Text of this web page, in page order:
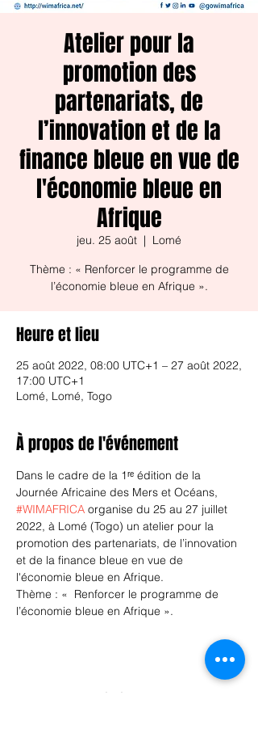
Atelier pour la
promotion des
partenariats, de
l’innovation et de la
finance bleue en vue de
l'économie bleue en
Afrique
jeu. 25 août
  |
Lomé
Thème : « Renforcer le programme de
l’économie bleue en Afrique ».
Heure et lieu
25 août 2022, 08:00 UTC+1 – 27 août 2022,
17:00 UTC+1
Lomé, Lomé, Togo
À propos de l'événement
Dans le cadre de la 1ʳᵉ édition de la
Journée Africaine des Mers et Océans,
#WIMAFRICA organise du 25 au 27 juillet
2022, à Lomé (Togo) un atelier pour la
promotion des partenariats, de l’innovation
et de la finance bleue en vue de
l'économie bleue en Afrique.
Thème : «  Renforcer le programme de
l’économie bleue en Afrique ».